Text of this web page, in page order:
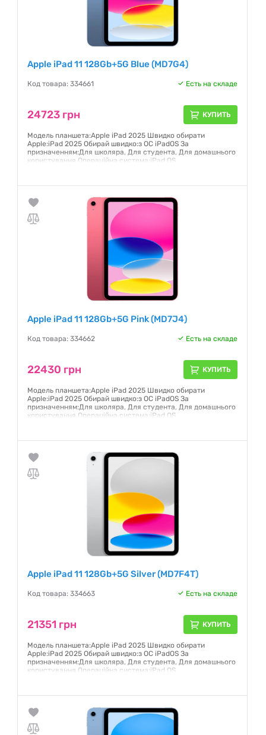
Apple iPad 11 128Gb+5G Blue (MD7G4)
Код товара: 334661 Есть на складе
24723 грн КУПИТЬ
Модель планшета:Apple iPad 2025 Швидко обирати
Apple:iPad 2025 Обирай швидко:з ОС iPadOS За
призначенням:Для школяра, Для студента, Для домашнього
користування Операційна система:iPad OS
Apple iPad 11 128Gb+5G Pink (MD7J4)
Код товара: 334662 Есть на складе
22430 грн КУПИТЬ
Модель планшета:Apple iPad 2025 Швидко обирати
Apple:iPad 2025 Обирай швидко:з ОС iPadOS За
призначенням:Для школяра, Для студента, Для домашнього
користування Операційна система:iPad OS
Apple iPad 11 128Gb+5G Silver (MD7F4T)
Код товара: 334663 Есть на складе
21351 грн КУПИТЬ
Модель планшета:Apple iPad 2025 Швидко обирати
Apple:iPad 2025 Обирай швидко:з ОС iPadOS За
призначенням:Для школяра, Для студента, Для домашнього
користування Операційна система:iPad OS